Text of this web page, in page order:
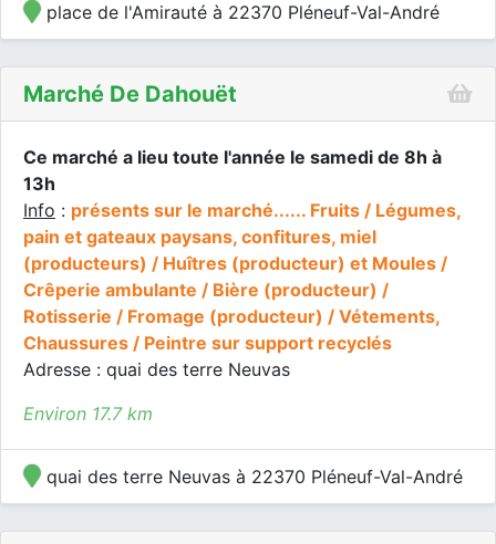
place de l'Amirauté à 22370 Pléneuf-Val-André
Marché De Dahouët
Ce marché a lieu toute l'année le samedi de 8h à
13h
Info : présents sur le marché...... Fruits / Légumes,
pain et gateaux paysans, confitures, miel
(producteurs) / Huîtres (producteur) et Moules /
Crêperie ambulante / Bière (producteur) /
Rotisserie / Fromage (producteur) / Vétements,
Chaussures / Peintre sur support recyclés
Adresse : quai des terre Neuvas
Environ 17.7 km
quai des terre Neuvas à 22370 Pléneuf-Val-André